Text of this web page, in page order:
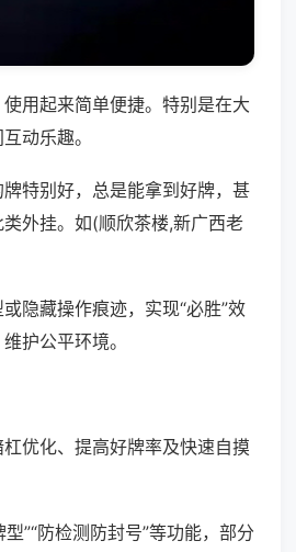
用起来简单便捷。特别是在大
动乐趣。
特别好，总是能拿到好牌，甚
外挂。如(顺欣茶楼,新广西老
隐藏操作痕迹，实现“必胜”效
护公平环境。
优化、提高好牌率及快速自摸
”“防检测防封号”等功能，部分